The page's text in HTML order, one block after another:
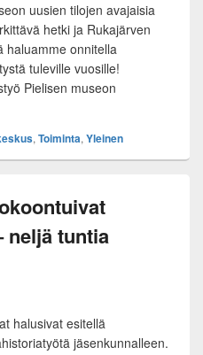
uusien tilojen avajaisia
hetki ja Rukajärven
haluamme onnitella
tuleville vuosille!
Pielisen museon
, Toiminta, Yleinen
neljä tuntia
halusivat esitellä
jäsenkunnalleen.